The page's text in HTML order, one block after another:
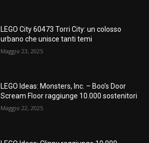
LEGO City 60473 Torri City: un colosso
urbano che unisce tanti temi
Maggio 23, 2025
LEGO Ideas: Monsters, Inc. – Boo’s Door
Scream Floor raggiunge 10.000 sostenitori
Maggio 22, 2025